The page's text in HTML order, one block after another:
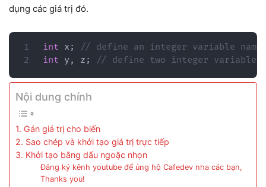
dụng các giá trị đó.
int x ;
// define an integer variable
int y , z ; // define two integer variables,
Nội dung chính
1. Gán giá trị cho biến
2. Sao chép và khởi tạo giá trị trực tiếp
3. Khởi tạo bằng dấu ngoặc nhọn
Đăng ký kênh youtube để ủng hộ Cafedev nha các bạn,
Thanks you!